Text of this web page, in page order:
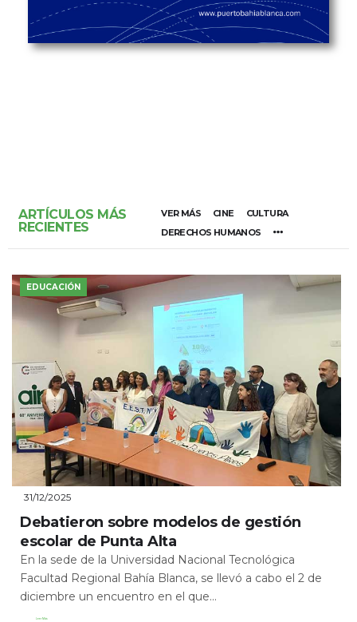
ARTÍCULOS MÁS
RECIENTES
VER MÁS CINE
CULTURA
DERECHOS HUMANOS
EDUCACIÓN
31/12/2025
Debatieron sobre modelos de gestión
escolar de Punta Alta
En la sede de la Universidad Nacional Tecnológica
Facultad Regional Bahía Blanca, se llevó a cabo el 2 de
diciembre un encuentro en el que...
Leer Más